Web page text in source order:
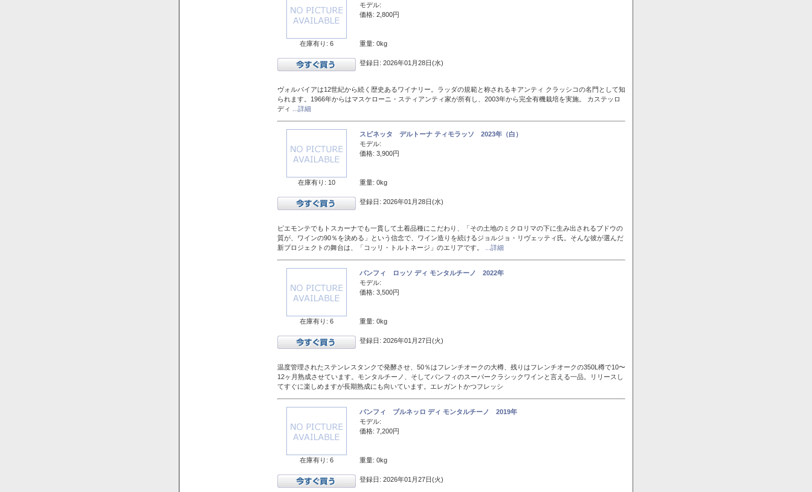
在庫有り: 6
モデル:
価格: 2,800円
重量: 0kg
登録日: 2026年01月28日(水)
ヴォルパイアは12世紀から続く歴史あるワイナリー。ラッダの規範と称されるキアンティ クラッシコの名門として知
られます。1966年からはマスケローニ・スティアンティ家が所有し、2003年から完全有機栽培を実施。 カステッロ
ディ
...詳細
在庫有り: 10
スピネッタ デルトーナ ティモラッソ 2023年（白）
モデル:
価格: 3,900円
重量: 0kg
登録日: 2026年01月28日(水)
ピエモンテでもトスカーナでも一貫して土着品種にこだわり、「その土地のミクロリマの下に生み出されるブドウの
質が、ワインの90％を決める」という信念で、ワイン造りを続けるジョルジョ・リヴェッティ氏。そんな彼が選んだ
新プロジェクトの舞台は、「コッリ・トルトネージ」のエリアです。
...詳細
在庫有り: 6
バンフィ ロッソ ディ モンタルチーノ 2022年
モデル:
価格: 3,500円
重量: 0kg
登録日: 2026年01月27日(火)
温度管理されたステンレスタンクで発酵させ、50％はフレンチオークの大樽、残りはフレンチオークの350L樽で10〜
12ヶ月熟成させています。モンタルチーノ、そしてバンフィのスーパークラシックワインと言える一品。リリースし
てすぐに楽しめますが長期熟成にも向いています。エレガントかつフレッシ
在庫有り: 6
バンフィ ブルネッロ ディ モンタルチーノ 2019年
モデル:
価格: 7,200円
重量: 0kg
登録日: 2026年01月27日(火)